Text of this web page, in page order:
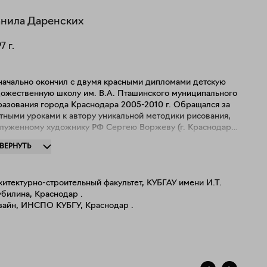
Даренских
г.
окончил с двумя красными дипломами детскую
школу им. В.А. Пташинского муниципального
города Краснодара 2005-2010 г. Обращался за
уроками к автору уникальной методики рисования,
художнику РФ Сергею Воржеву (г. Краснодар).
мира за ответом на свой вопрос: "Что я хочу показать в
эффект придает произведению неповторимую
передавая одновременно и грусть, и
— напоминая о том, что в каждом мгновении
строительный факультет, КУБГАУ имени И.Т.
Краснодар .
ИНСПО КУБГУ, Краснодар .